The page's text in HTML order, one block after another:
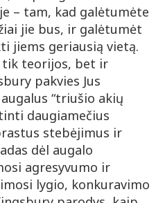
– tam, kad galėtumėte
jie bus, ir galėtumėt
jiems geriausią vietą.
tik teorijos, bet ir
pakvies Jus
“triušio akių
daugiamečius
stebėjimus ir
dėl augalo
agresyvumo ir
lygio, konkuravimo